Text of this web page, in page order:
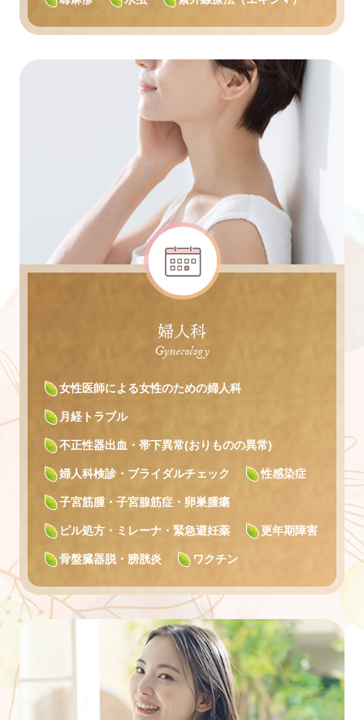
婦人科
Gynecology
女性医師による女性のための婦人科
月経トラブル
不正性器出血・帯下異常(おりものの異常)
婦人科検診・ブライダルチェック 性感染症
子宮筋腫・子宮腺筋症・卵巣腫瘍
ピル処方・ミレーナ・緊急避妊薬 更年期障害
骨盤臓器脱・膀胱炎 ワクチン